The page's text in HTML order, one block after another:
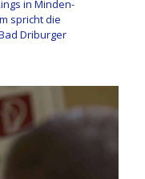
in Minden-
spricht die
Driburger